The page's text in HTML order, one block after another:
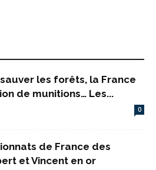
les forêts, la France
de munitions… Les...
0
de France des
et Vincent en or